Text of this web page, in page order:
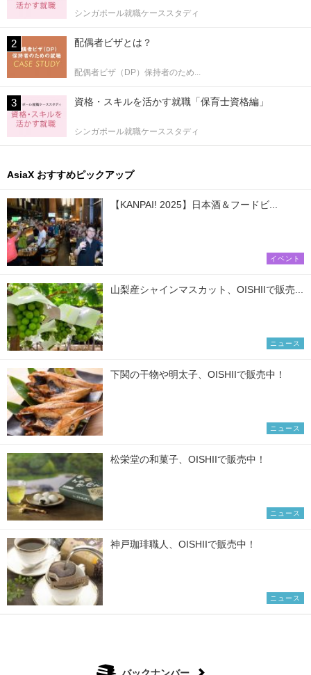
シンガポール就職ケーススタディ
配偶者ビザとは？
配偶者ビザ（DP）保持者のため...
資格・スキルを活かす就職「保育士資格編」
シンガポール就職ケーススタディ
AsiaX おすすめピックアップ
【KANPAI! 2025】日本酒＆フードビ...
イベント
山梨産シャインマスカット、OISHIIで販売...
ニュース
下関の干物や明太子、OISHIIで販売中！
ニュース
松栄堂の和菓子、OISHIIで販売中！
ニュース
神戸珈琲職人、OISHIIで販売中！
ニュース